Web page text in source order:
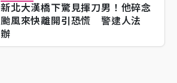
新北大漢橋下驚見揮刀男！他碎念
颱風來快離開引恐慌 警逮人法
辦